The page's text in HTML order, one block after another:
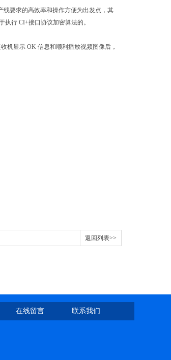
线要求的高效率和操作方便为出发点，其
执行 CI+接口协议加密算法的。
机显示 OK 信息和顺利播放视频图像后，
返回列表>>
在线留言 联系我们